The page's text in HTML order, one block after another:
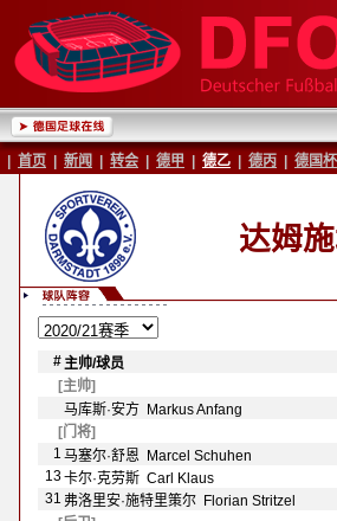
首页 新闻 转会 德甲 德乙 德丙 德国杯
达姆
#主帅/球员
[主帅]
马库斯·安方 Markus Anfang
[门将]
1 马塞尔·舒恩 Marcel Schuhen
13卡尔·克劳斯 Carl Klaus
31 弗洛里安·施特里策尔 Florian Stritzel